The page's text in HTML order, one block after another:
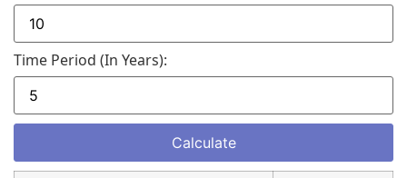
Time Period (in Years):